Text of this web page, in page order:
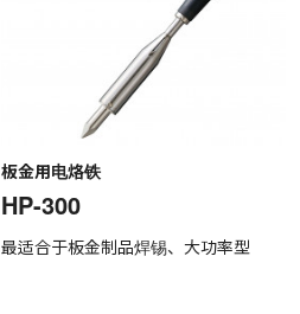
板金用电烙铁
HP-300
最适合于板金制品焊锡、大功率型